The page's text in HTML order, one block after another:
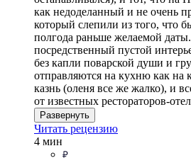
как недоделанный и не очень
который слепили из того, что
полгода раньше желаемой даты.
посредственный пустой
без капли поварской души и
отправляются на кухню как на
казнь (оленя все же жалко), и
от известных рестораторов-
Развернуть
Читать рецензию
4 мин